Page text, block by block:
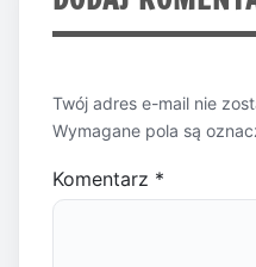
Twój adres e-mail nie
Wymagane pola są
Komentarz *